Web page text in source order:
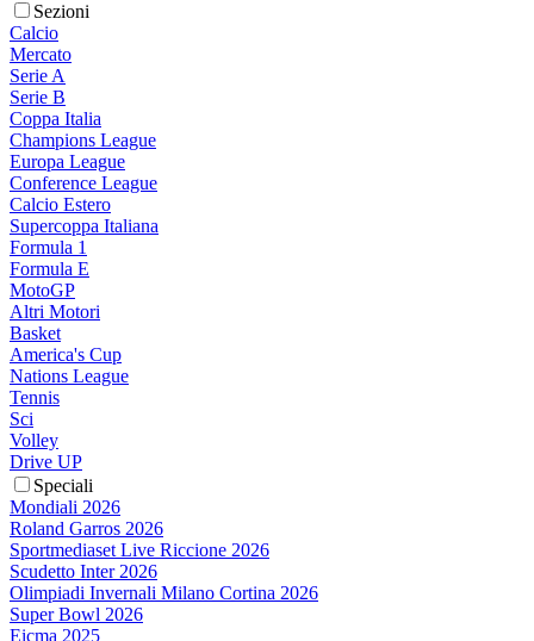
Sezioni
Calcio
Mercato
Serie A
Serie B
Coppa Italia
Champions League
Europa League
Conference League
Calcio Estero
Supercoppa Italiana
Formula 1
Formula E
MotoGP
Altri Motori
Basket
America's Cup
Nations League
Tennis
Sci
Volley
Drive UP
Speciali
Mondiali 2026
Roland Garros 2026
Sportmediaset Live Riccione 2026
Scudetto Inter 2026
Olimpiadi Invernali Milano Cortina 2026
Super Bowl 2026
Eicma 2025